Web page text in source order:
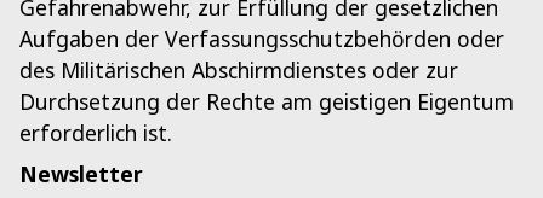
Gefahrenabwehr, zur Erfüllung der gesetzlichen
Aufgaben der Verfassungsschutzbehörden oder
des Militärischen Abschirmdienstes oder zur
Durchsetzung der Rechte am geistigen Eigentum
erforderlich ist.
Newsletter